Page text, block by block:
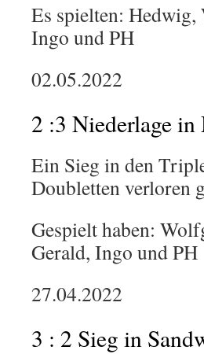
Es spielten:
Ingo und PH
02.05.2022
2 :3 Niederlage
Ein Sieg in den
Doubletten verloren
Gespielt haben:
Gerald, Ingo und PH
27.04.2022
3 : 2 Sieg in